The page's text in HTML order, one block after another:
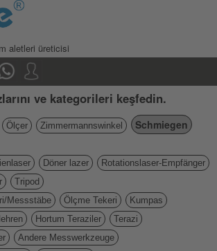
aletleri üreticisi
ve kategorileri keşfedin.
Ölçer Zimmermannswinkel Schmiegen
Döner lazer
Rotationslaser-Empfänger
Tripod
Messstäbe
Ölçme Tekeri
Kumpas
Hortum Teraziler
Terazi
Andere Messwerkzeuge